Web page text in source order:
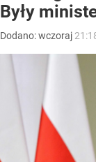
Były
Dodano:wczoraj